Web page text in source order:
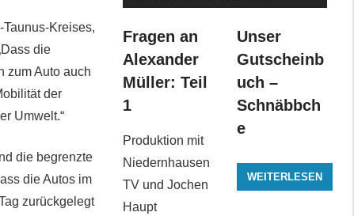
Kreises,
die
zum Auto auch
der
Umwelt.“
die begrenzte
die Autos im
zurückgelegt
Fragen an
Alexander
Müller: Teil
1
Produktion mit
Niedernhausen
TV und Jochen
Haupt
Unser
Gutscheinb
uch –
Schnäbbch
e
WEITERLESEN